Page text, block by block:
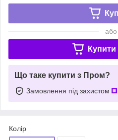
або
Купити
Що таке купити з Пром?
Замовлення під захистом
Колір